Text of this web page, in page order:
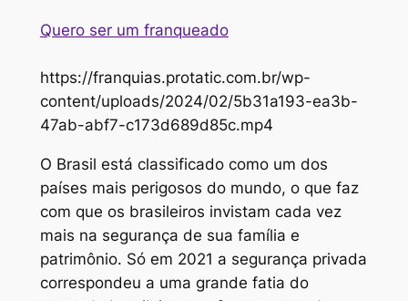
Quero ser um franqueado
https://franquias.protatic.com.br/wp-
content/uploads/2024/02/5b31a193-ea3b-
47ab-abf7-c173d689d85c.mp4
O Brasil está classificado como um dos
países mais perigosos do mundo, o que faz
com que os brasileiros invistam cada vez
mais na segurança de sua família e
patrimônio. Só em 2021 a segurança privada
correspondeu a uma grande fatia do